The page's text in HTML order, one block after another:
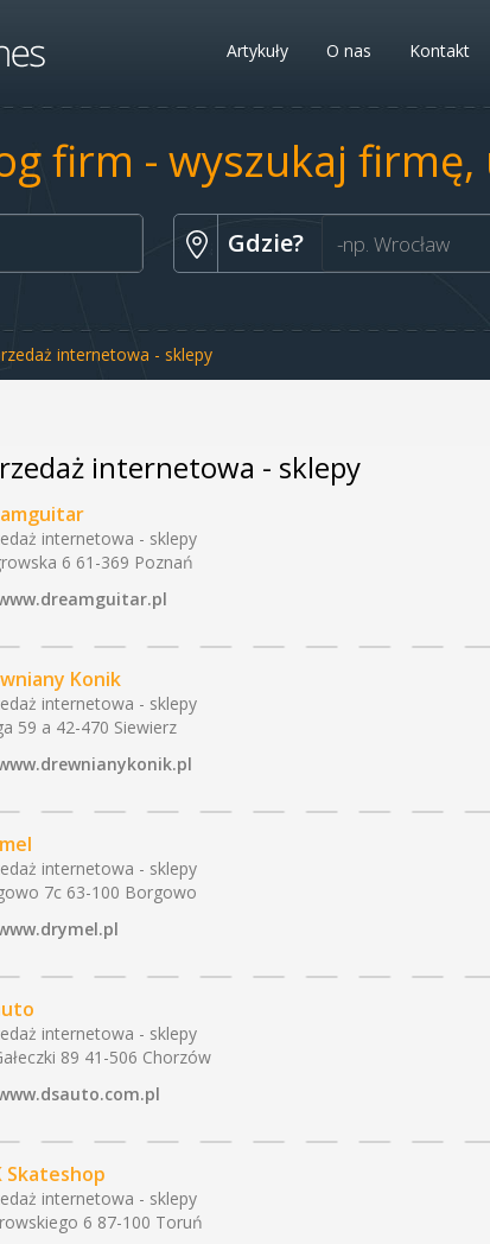
Artykuły O nas Kontakt
firm - wyszukaj firmę,
Gdzie?
internetowa - sklepy
internetowa - sklepy
internetowa - sklepy
6 61-369 Poznań
Konik
internetowa - sklepy
59 a 42-470 Siewierz
internetowa - sklepy
7c 63-100 Borgowo
internetowa - sklepy
89 41-506 Chorzów
Skateshop
internetowa - sklepy
6 87-100 Toruń